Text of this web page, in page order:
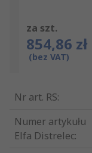
za szt.
854,86 zł
(bez VAT)
Nr art. RS:
Numer artykułu
Elfa Distrelec: